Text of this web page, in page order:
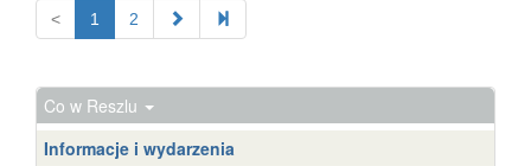
< 1 2
Co w Reszlu
Informacje i wydarzenia